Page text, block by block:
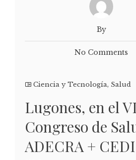
By
No Comments
Ciencia y Tecnología, Salud
Lugones, en el
Congreso de
ADECRA +